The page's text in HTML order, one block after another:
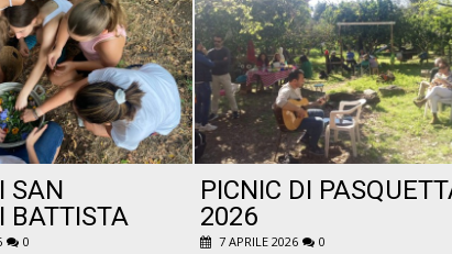
SAN
BATTISTA
0
PICNIC DI
2026
7 APRILE 2026 0